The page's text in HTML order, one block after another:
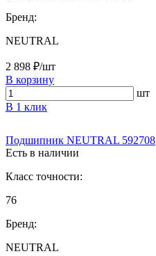
Бренд:
NEUTRAL
2 898 ₽/шт
В корзину
шт
В 1 клик
Подшипник NEUTRAL 592708
Есть в наличии
Класс точности:
76
Бренд:
NEUTRAL